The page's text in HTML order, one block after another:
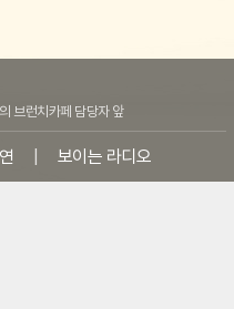
브런치카페 담당자 앞
보이는 라디오